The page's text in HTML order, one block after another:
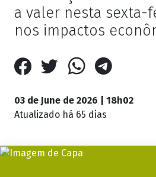
a valer nesta sexta-
nos impactos
03 de June de 2026 | 18h02
Atualizado há 65 dias